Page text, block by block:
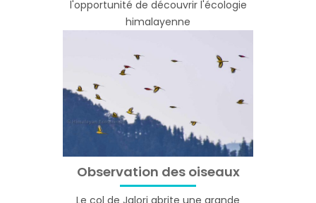
l'opportunité de découvrir l'écologie
himalayenne
Observation des oiseaux
Le col de Jalori abrite une grande